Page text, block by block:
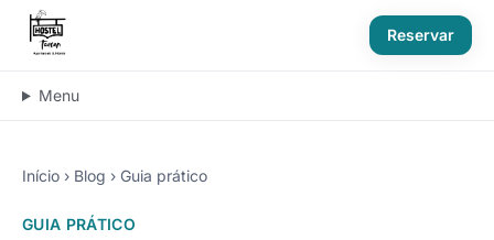
Reservar
Menu
Início › Blog › Guia prático
GUIA PRÁTICO